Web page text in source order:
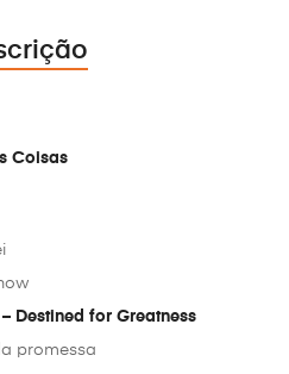
Coisas
Destined for Greatness
promessa